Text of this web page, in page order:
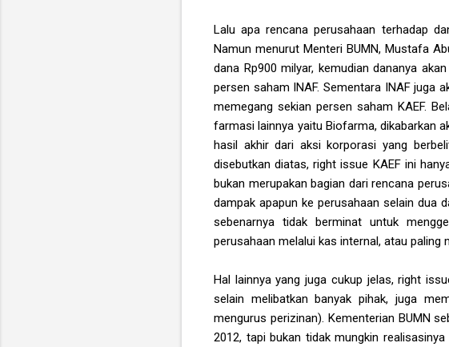
Lalu apa rencana perusahaan terhadap
Namun menurut Menteri BUMN, Mustafa
dana Rp900 milyar, kemudian dananya
persen saham INAF. Sementara INAF juga
memegang sekian persen saham KAEF.
farmasi lainnya yaitu Biofarma, dikabarkan
hasil akhir dari aksi korporasi yang
disebutkan diatas, right issue KAEF ini
bukan merupakan bagian dari rencana
dampak apapun ke perusahaan selain dua
sebenarnya tidak berminat untuk
perusahaan melalui kas internal, atau paling
Hal lainnya yang juga cukup jelas, right
selain melibatkan banyak pihak, juga
mengurus perizinan). Kementerian BUMN
2012, tapi bukan tidak mungkin